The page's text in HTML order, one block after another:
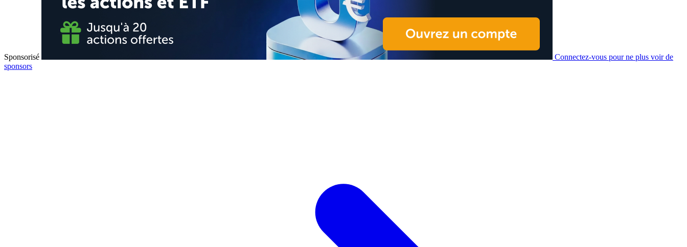
Sponsorisé
Connectez-vous pour ne plus voir de
sponsors